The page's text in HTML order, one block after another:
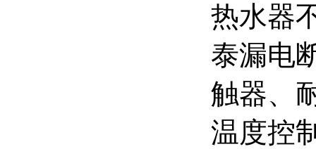
热水器
泰漏电
触器、
温度控